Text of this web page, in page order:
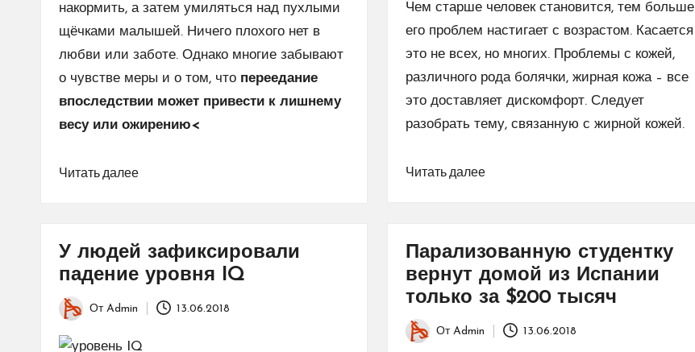
накормить, а затем умиляться над пухлыми
щёчками малышей. Ничего плохого нет в
любви или заботе. Однако многие забывают
о чувстве меры и о том, что переедание
впоследствии может привести к лишнему
весу или ожирению<
Читать далее
Чем старше человек становится, тем больше
его проблем настигает с возрастом. Касается
это не всех, но многих. Проблемы с кожей,
различного рода болячки, жирная кожа – все
это доставляет дискомфорт. Следует
разобрать тему, связанную с жирной кожей.
Читать далее
У людей зафиксировали
падение уровня IQ
Запись
от
От Admin 13.06.2018
Парализованную студентку
вернут домой из Испании
только за $200 тысяч
Запись
От Admin 13.06.2018